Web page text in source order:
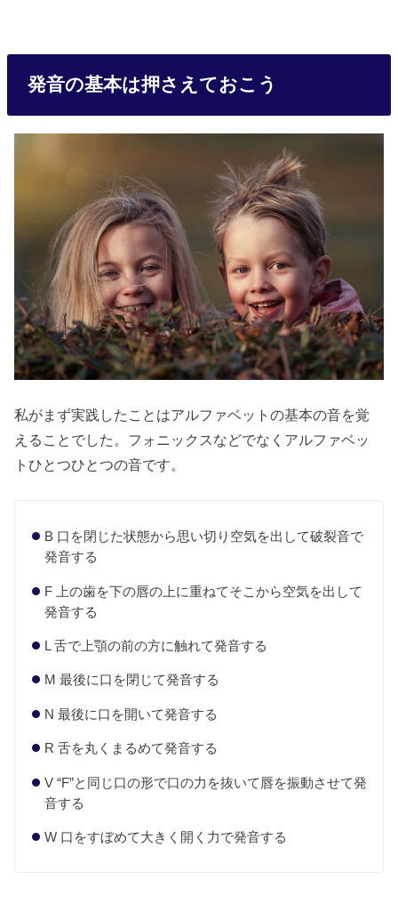
発音の基本は押さえておこう
私がまず実践したことはアルファベットの基本の音を覚
えることでした。フォニックスなどでなくアルファベッ
トひとつひとつの音です。
B 口を閉じた状態から思い切り空気を出して破裂音で
発音する
F 上の歯を下の唇の上に重ねてそこから空気を出して
発音する
L 舌で上顎の前の方に触れて発音する
M 最後に口を閉じて発音する
N 最後に口を開いて発音する
R 舌を丸くまるめて発音する
V “F”と同じ口の形で口の力を抜いて唇を振動させて発
音する
W 口をすぼめて大きく開く力で発音する